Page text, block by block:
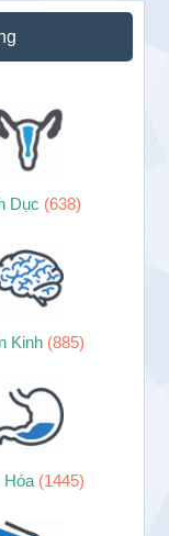
Dục (638)
Kinh (885)
Hóa (1445)